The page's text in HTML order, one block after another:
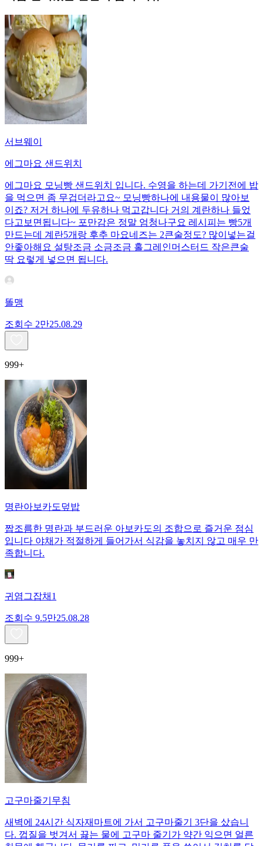
서브웨이
에그마요 샌드위치
에그마요 모닝빵 샌드위치 입니다. 수영을 하는데 가기전에 밥
을 먹으면 좀 무겁더라고요~ 모닝빵하나에 내용물이 많아보
이죠? 저거 하나에 두유하나 먹고갑니다 거의 계란하나 들었
다고보면됩니다~ 포만감은 정말 엄청나구요 레시피는 빵5개
만드는데 계란5개랑 후추 마요네즈는 2큰술정도? 많이넣는걸
안좋아해요 설탕조금 소금조금 홀그레인머스터드 작은큰술
딱 요렇게 넣으면 됩니다.
똘맹
조회수 2만25.08.29
999+
명란아보카도덮밥
짭조름한 명란과 부드러운 아보카도의 조합으로 즐거운 점심
입니다 야채가 적절하게 들어가서 식감을 놓치지 않고 매우 만
족합니다.
귀염그잡채1
조회수 9.5만25.08.28
999+
고구마줄기무침
새벽에 24시간 식자재마트에 가서 고구마줄기 3단을 샀습니
다. 껍질을 벗겨서 끓는 물에 고구마 줄기가 약간 익으면 얼른